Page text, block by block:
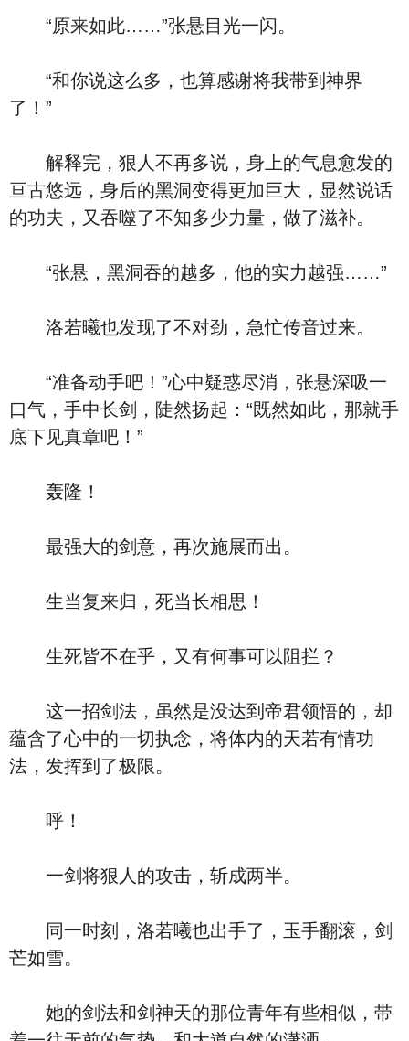
“原来如此……”张悬目光一闪。
“和你说这么多，也算感谢将我带到神界
了！”
解释完，狠人不再多说，身上的气息愈发的
亘古悠远，身后的黑洞变得更加巨大，显然说话
的功夫，又吞噬了不知多少力量，做了滋补。
“张悬，黑洞吞的越多，他的实力越强……”
洛若曦也发现了不对劲，急忙传音过来。
“准备动手吧！”心中疑惑尽消，张悬深吸一
口气，手中长剑，陡然扬起：“既然如此，那就手
底下见真章吧！”
轰隆！
最强大的剑意，再次施展而出。
生当复来归，死当长相思！
生死皆不在乎，又有何事可以阻拦？
这一招剑法，虽然是没达到帝君领悟的，却
蕴含了心中的一切执念，将体内的天若有情功
法，发挥到了极限。
呼！
一剑将狠人的攻击，斩成两半。
同一时刻，洛若曦也出手了，玉手翻滚，剑
芒如雪。
她的剑法和剑神天的那位青年有些相似，带